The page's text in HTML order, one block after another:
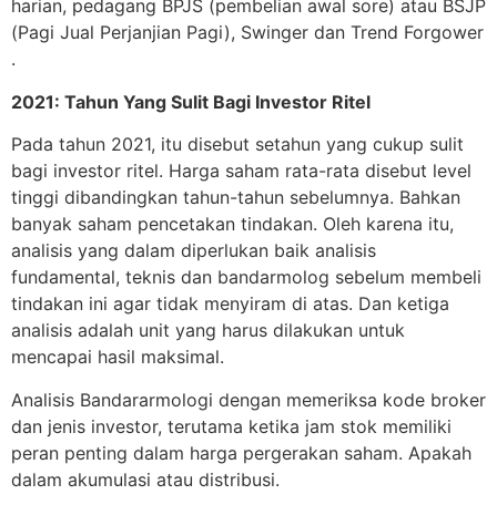
harian, pedagang BPJS (pembelian awal sore) atau BSJP
(Pagi Jual Perjanjian Pagi), Swinger dan Trend Forgower
.
2021: Tahun Yang Sulit Bagi Investor Ritel
Pada tahun 2021, itu disebut setahun yang cukup sulit
bagi investor ritel. Harga saham rata-rata disebut level
tinggi dibandingkan tahun-tahun sebelumnya. Bahkan
banyak saham pencetakan tindakan. Oleh karena itu,
analisis yang dalam diperlukan baik analisis
fundamental, teknis dan bandarmolog sebelum membeli
tindakan ini agar tidak menyiram di atas. Dan ketiga
analisis adalah unit yang harus dilakukan untuk
mencapai hasil maksimal.
Analisis Bandararmologi dengan memeriksa kode broker
dan jenis investor, terutama ketika jam stok memiliki
peran penting dalam harga pergerakan saham. Apakah
dalam akumulasi atau distribusi.